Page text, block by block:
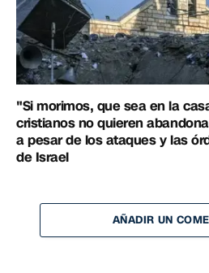
"Si morimos, que sea en la
cristianos no quieren
a pesar de los ataques y las
de Israel
AÑADIR UN